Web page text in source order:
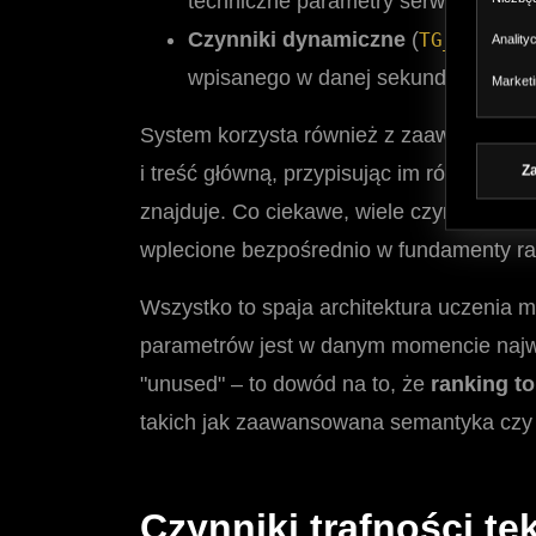
Czynniki dynamiczne (
wpisanego w danej sekundzie. To
System korzysta również z
i treść główną, przypisując im różne
znajduje. Co ciekawe, wiele czynników
wplecione bezpośrednio w fundamenty
Wszystko to spaja architektura uczenia
parametrów jest w danym momencie
"unused" – to dowód na to, że ranking
takich jak zaawansowana semantyka